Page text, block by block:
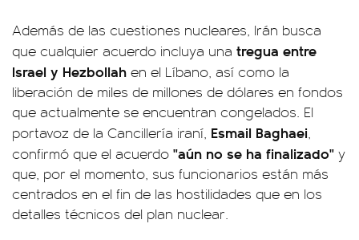
Además de las cuestiones nucleares, Irán busca
que cualquier acuerdo incluya una tregua entre
Israel y Hezbollah en el Líbano, así como la
liberación de miles de millones de dólares en fondos
que actualmente se encuentran congelados. El
portavoz de la Cancillería iraní, Esmail Baghaei,
confirmó que el acuerdo "aún no se ha finalizado" y
que, por el momento, sus funcionarios están más
centrados en el fin de las hostilidades que en los
detalles técnicos del plan nuclear.